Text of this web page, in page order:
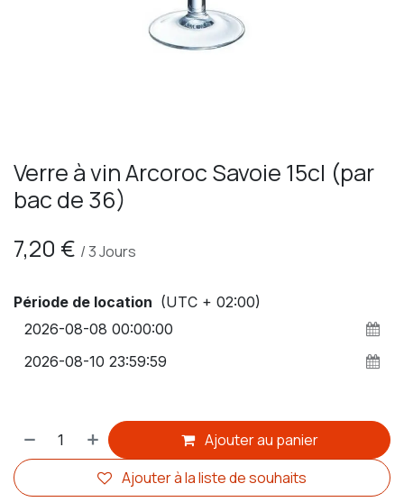
Verre à vin Arcoroc Savoie 15cl (par
bac de 36)
7,20 € /3Jours
Période de location (UTC + 02:00)
Ajouter au panier
Ajouter à la liste de souhaits